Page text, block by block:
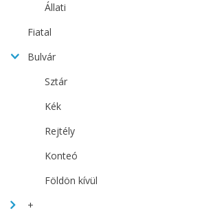
Állati
Fiatal
Bulvár
Sztár
Kék
Rejtély
Konteó
Földön kívül
+